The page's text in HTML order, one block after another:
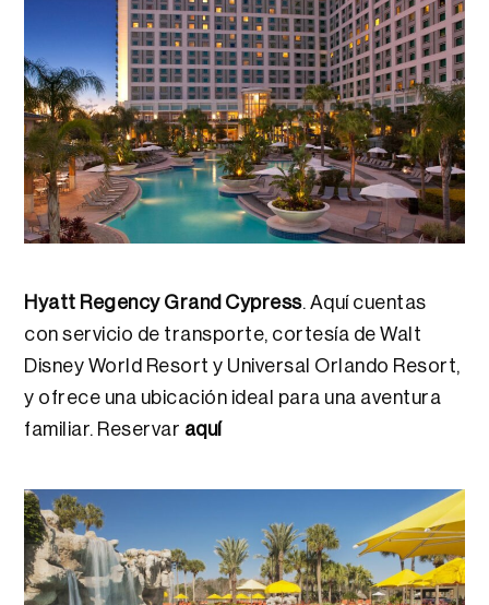
Hyatt Regency Grand Cypress. Aquí cuentas
con servicio de transporte, cortesía de Walt
Disney World Resort y Universal Orlando Resort,
y ofrece una ubicación ideal para una aventura
familiar. Reservar aquí